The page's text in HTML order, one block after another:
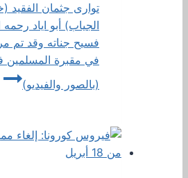
توارى جثمان الفقيد
الجياب) أبو اياد
فسيح جناته وقد تم
في مقبرة المسلمين
(بالصور والفيديو)